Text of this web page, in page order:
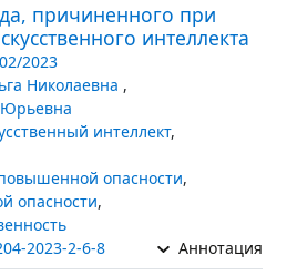
причиненного при
интеллекта
2023
Николаевна ,
Юрьевна
интеллект,
опасности,
опасности,
2023-2-6-8 Аннотация